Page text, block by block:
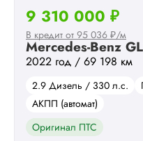
Mercedes-Benz
2022 год / 69 198 км
2.9 Дизель / 330 л.с.
АКПП (автомат)
Оригинал ПТС
9 310 000 ₽
В кредит от 95 036 ₽/м